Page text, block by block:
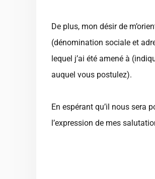
De plus, mon désir de
(dénomination sociale et
lequel j’ai été amené à
auquel vous postulez).
En espérant qu’il nous sera
l’expression de mes